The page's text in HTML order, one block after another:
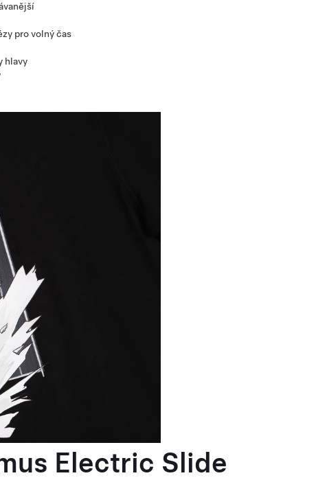
pro volný čas
hlavy
Electric Slide